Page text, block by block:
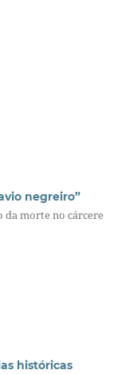
negreiro”
morte no cárcere
históricas